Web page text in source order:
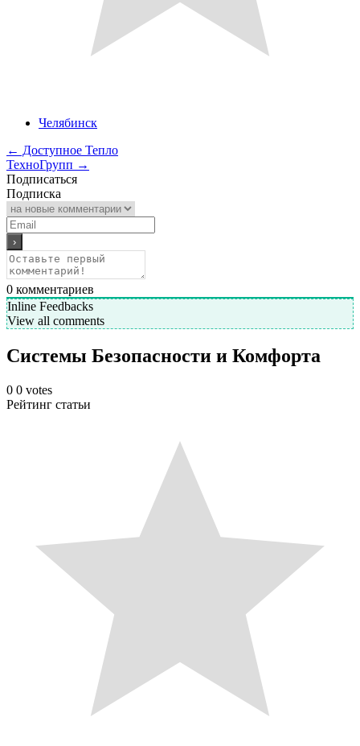
Челябинск
← Доступное Тепло
ТехноГрупп →
Подписаться
Подписка
0 комментариев
Inline Feedbacks
View all comments
Системы Безопасности и Комфорта
0 0 votes
Рейтинг статьи